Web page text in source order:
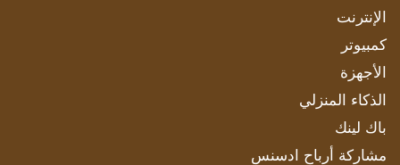
الإنترنت
كمبيوتر
الأجهزة
الذكاء المنزلي
باك لينك
مشاركة أرباح ادسنس